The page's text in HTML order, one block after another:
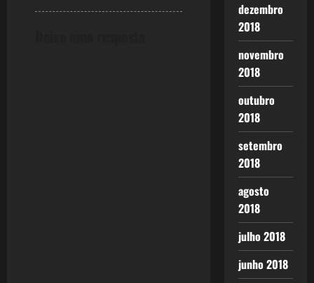
dezembro
2018
novembro
2018
outubro
2018
setembro
2018
agosto
2018
julho 2018
junho 2018